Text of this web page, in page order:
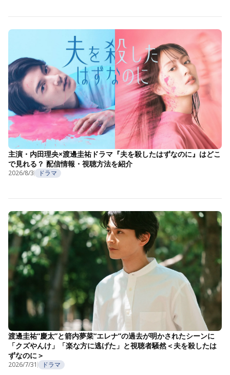
主演・内田理央×渡邊圭祐ドラマ『夫を殺したはずなのに』はどこ
で見れる？ 配信情報・視聴方法を紹介
2026/8/3 ドラマ
渡邊圭祐“慶太”と箭内夢菜“エレナ”の過去が明かされたシーンに
「クズやんけ」「楽な方に逃げた」と視聴者騒然＜夫を殺したは
ずなのに＞
2026/7/31 ドラマ